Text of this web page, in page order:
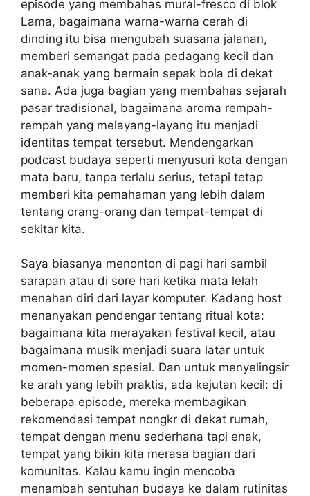
episode yang membahas mural-fresco di blok
Lama, bagaimana warna-warna cerah di
dinding itu bisa mengubah suasana jalanan,
memberi semangat pada pedagang kecil dan
anak-anak yang bermain sepak bola di dekat
sana. Ada juga bagian yang membahas sejarah
pasar tradisional, bagaimana aroma rempah-
rempah yang melayang-layang itu menjadi
identitas tempat tersebut. Mendengarkan
podcast budaya seperti menyusuri kota dengan
mata baru, tanpa terlalu serius, tetapi tetap
memberi kita pemahaman yang lebih dalam
tentang orang-orang dan tempat-tempat di
sekitar kita.
Saya biasanya menonton di pagi hari sambil
sarapan atau di sore hari ketika mata lelah
menahan diri dari layar komputer. Kadang host
menanyakan pendengar tentang ritual kota:
bagaimana kita merayakan festival kecil, atau
bagaimana musik menjadi suara latar untuk
momen-momen spesial. Dan untuk menyelingsir
ke arah yang lebih praktis, ada kejutan kecil: di
beberapa episode, mereka membagikan
rekomendasi tempat nongkr di dekat rumah,
tempat dengan menu sederhana tapi enak,
tempat yang bikin kita merasa bagian dari
komunitas. Kalau kamu ingin mencoba
menambah sentuhan budaya ke dalam rutinitas